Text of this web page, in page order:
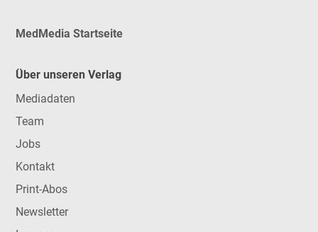
MedMedia Startseite
Über unseren Verlag
Mediadaten
Team
Jobs
Kontakt
Print-Abos
Newsletter